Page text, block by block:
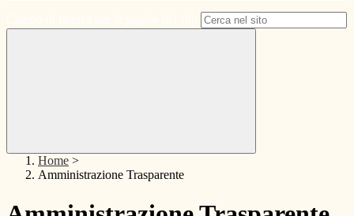
Home >
Amministrazione Trasparente